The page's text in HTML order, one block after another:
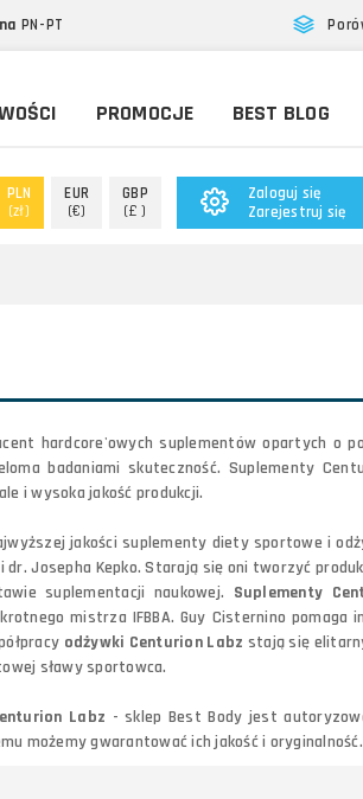
PN-PT
PROMOCJE BEST BLOG
Zaloguj się
Zarejestruj się
PLN
(zł)
EUR
(€)
GBP
(£ )
hardcore'owych suplementów opartych o
badaniami skuteczność. Suplementy
i wysoka jakość produkcji.
jakości suplementy diety sportowe i
dr. Josepha Kepko. Starają się oni tworzyć
suplementacji naukowej. Suplementy
mistrza IFBBA. Guy Cisternino
odżywki Centurion Labz stają się
sławy sportowca.
Labz - sklep Best Body jest
możemy gwarantować ich jakość i oryginalność.